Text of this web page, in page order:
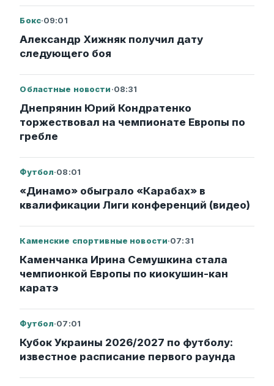
Бокс·09:01
Александр Хижняк получил дату
следующего боя
Областные новости·08:31
Днепрянин Юрий Кондратенко
торжествовал на чемпионате Европы по
гребле
Футбол·08:01
«Динамо» обыграло «Карабах» в
квалификации Лиги конференций (видео)
Каменские спортивные новости·07:31
Каменчанка Ирина Семушкина стала
чемпионкой Европы по киокушин-кан
каратэ
Футбол·07:01
Кубок Украины 2026/2027 по футболу:
известное расписание первого раунда